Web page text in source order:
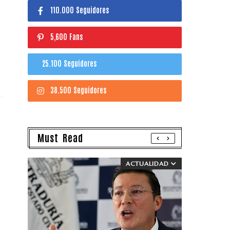
110.000 Seguidores
5,600 Fans
25.100 Seguidores
38.500 Seguidores
Must Read
ACTUALIDAD